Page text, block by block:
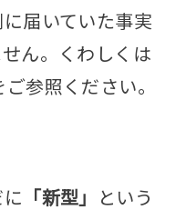
届いていた事実
ん。くわしくは
参照ください。
「新型」
という